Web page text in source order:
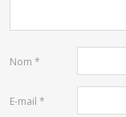
Nom *
E-mail *